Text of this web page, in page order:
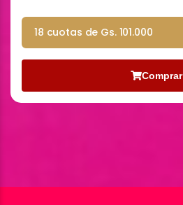
18 cuotas de Gs. 101.000
Comprar